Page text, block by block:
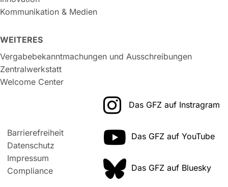
Kommunikation & Medien
WEITERES
Vergabebekanntmachungen und Ausschreibungen
Zentralwerkstatt
Welcome Center
Barrierefreiheit
Datenschutz
Impressum
Compliance
Das GFZ auf Instragram
Das GFZ auf YouTube
Das GFZ auf Bluesky